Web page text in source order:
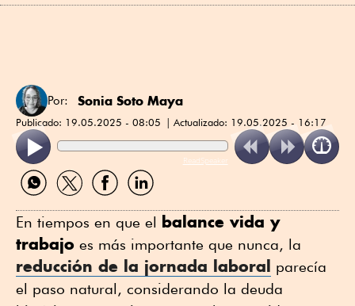
Por: Sonia Soto Maya
Publicado: 19.05.2025 - 08:05 Actualizado: 19.05.2025 - 16:17
ReadSpeaker
Compartir
por
Compartir
por
Compartir
por
Compartir
por
En tiempos en que el balance vida y
trabajo es más importante que nunca, la
reducción de la jornada laboral parecía
el paso natural, considerando la deuda